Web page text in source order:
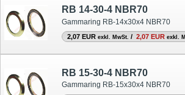
RB 14-30-4 NBR70
Gammaring RB-14x30x4 NBR70
2,07 EUR exkl. MwSt. / 2,07 EUR exkl.
RB 15-30-4 NBR70
Gammaring RB-15x30x4 NBR70